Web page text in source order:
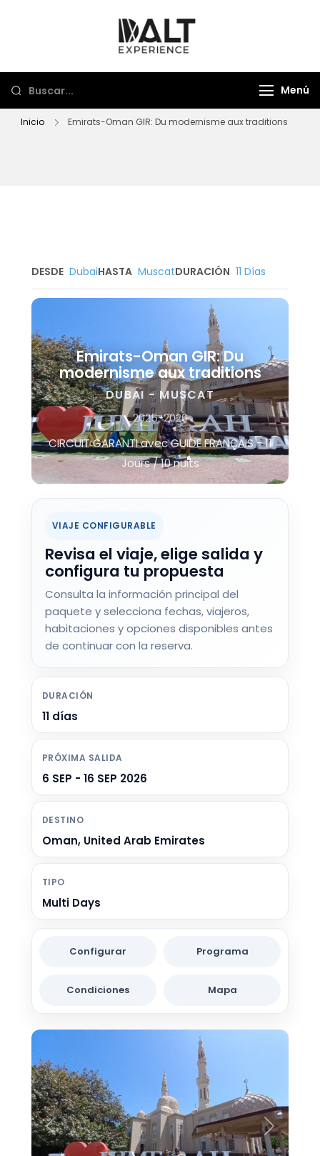
Menú
Inicio Emirats-Oman GIR: Du modernisme aux traditions
DESDE DubaiHASTA MuscatDURACIÓN 11 Días
Emirats-Oman GIR: Du
modernisme aux traditions
DUBAI - MUSCAT
2025-2026
CIRCUIT GARANTI avec GUIDE FRANÇAIS - 11
Jours / 10 nuits
VIAJE CONFIGURABLE
Revisa el viaje, elige salida y
configura tu propuesta
Consulta la información principal del
paquete y selecciona fechas, viajeros,
habitaciones y opciones disponibles antes
de continuar con la reserva.
DURACIÓN
11 días
PRÓXIMA SALIDA
6 SEP - 16 SEP 2026
DESTINO
Oman, United Arab Emirates
TIPO
Multi Days
Configurar Programa
Condiciones Mapa